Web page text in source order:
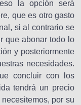
la opción será
que es otro gasto
si al contrario se
que abonar todo lo
y posteriormente
necesidades.
concluir con los
tendrá un precio
por su